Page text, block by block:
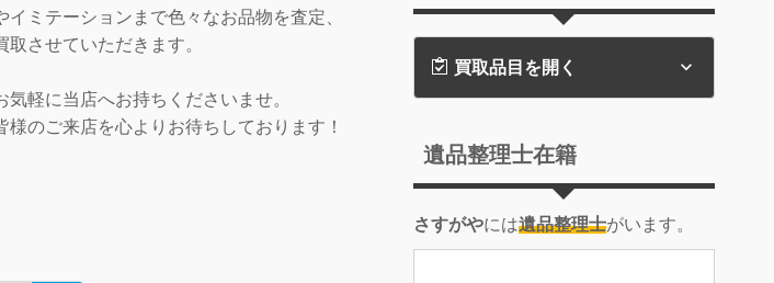
イミテーションまで色々なお品物を査定、
取させていただきます。
気軽に当店へお持ちくださいませ。
様のご来店を心よりお待ちしております！
買取品目を開く
遺品整理士在籍
さすがやには遺品整理士がいます。